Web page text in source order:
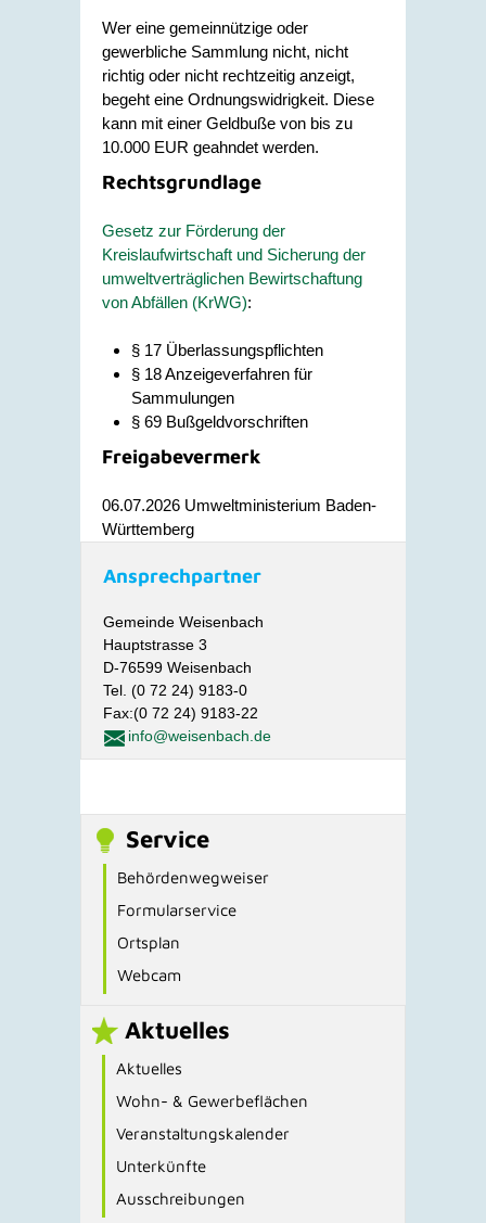
Wer eine gemeinnützige oder
gewerbliche Sammlung nicht, nicht
richtig oder nicht rechtzeitig anzeigt,
begeht eine Ordnungswidrigkeit. Diese
kann mit einer Geldbuße von bis zu
10.000 EUR geahndet werden.
Rechtsgrundlage
Gesetz zur Förderung der
Kreislaufwirtschaft und Sicherung der
umweltverträglichen Bewirtschaftung
von Abfällen (KrWG):
§ 17 Überlassungspflichten
§ 18 Anzeigeverfahren für
Sammulungen
§ 69 Bußgeldvorschriften
Freigabevermerk
06.07.2026 Umweltministerium Baden-
Württemberg
Ansprechpartner
Gemeinde Weisenbach
Hauptstrasse 3
D-76599 Weisenbach
Tel. (0 72 24) 9183-0
Fax:(0 72 24) 9183-22
info@weisenbach.de
Service
Behördenwegweiser
Formularservice
Ortsplan
Webcam
Aktuelles
Aktuelles
Wohn- & Gewerbeflächen
Veranstaltungskalender
Unterkünfte
Ausschreibungen